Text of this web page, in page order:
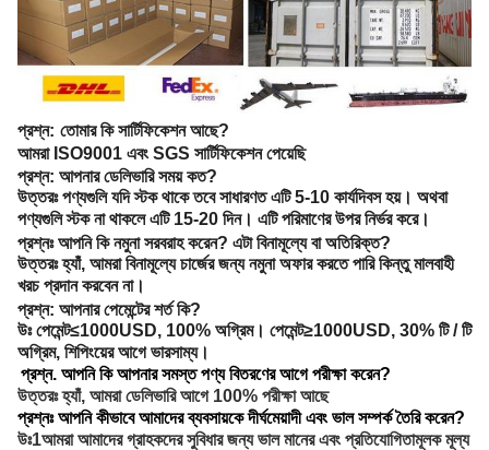
প্রশ্ন: তোমার কি সার্টিফিকেশন আছে?
আমরা ISO9001 এবং SGS সার্টিফিকেশন পেয়েছি
প্রশ্ন: আপনার ডেলিভারি সময় কত?
উত্তরঃ পণ্যগুলি যদি স্টক থাকে তবে সাধারণত এটি 5-10 কার্যদিবস হয়। অথবা
পণ্যগুলি স্টক না থাকলে এটি 15-20 দিন। এটি পরিমাণের উপর নির্ভর করে।
প্রশ্নঃ আপনি কি নমুনা সরবরাহ করেন? এটা বিনামূল্যে বা অতিরিক্ত?
উত্তরঃ হ্যাঁ, আমরা বিনামূল্যে চার্জের জন্য নমুনা অফার করতে পারি কিন্তু মালবাহী
খরচ প্রদান করবেন না।
প্রশ্ন: আপনার পেমেন্টের শর্ত কি?
উঃ পেমেন্ট≤1000USD, 100% অগ্রিম। পেমেন্ট≥1000USD, 30% টি / টি
অগ্রিম, শিপিংয়ের আগে ভারসাম্য।
প্রশ্ন. আপনি কি আপনার সমস্ত পণ্য বিতরণের আগে পরীক্ষা করেন?
উত্তরঃ হ্যাঁ, আমরা ডেলিভারি আগে 100% পরীক্ষা আছে
প্রশ্নঃ আপনি কীভাবে আমাদের ব্যবসায়কে দীর্ঘমেয়াদী এবং ভাল সম্পর্ক তৈরি করেন?
উঃ1আমরা আমাদের গ্রাহকদের সুবিধার জন্য ভাল মানের এবং প্রতিযোগিতামূলক মূল্য